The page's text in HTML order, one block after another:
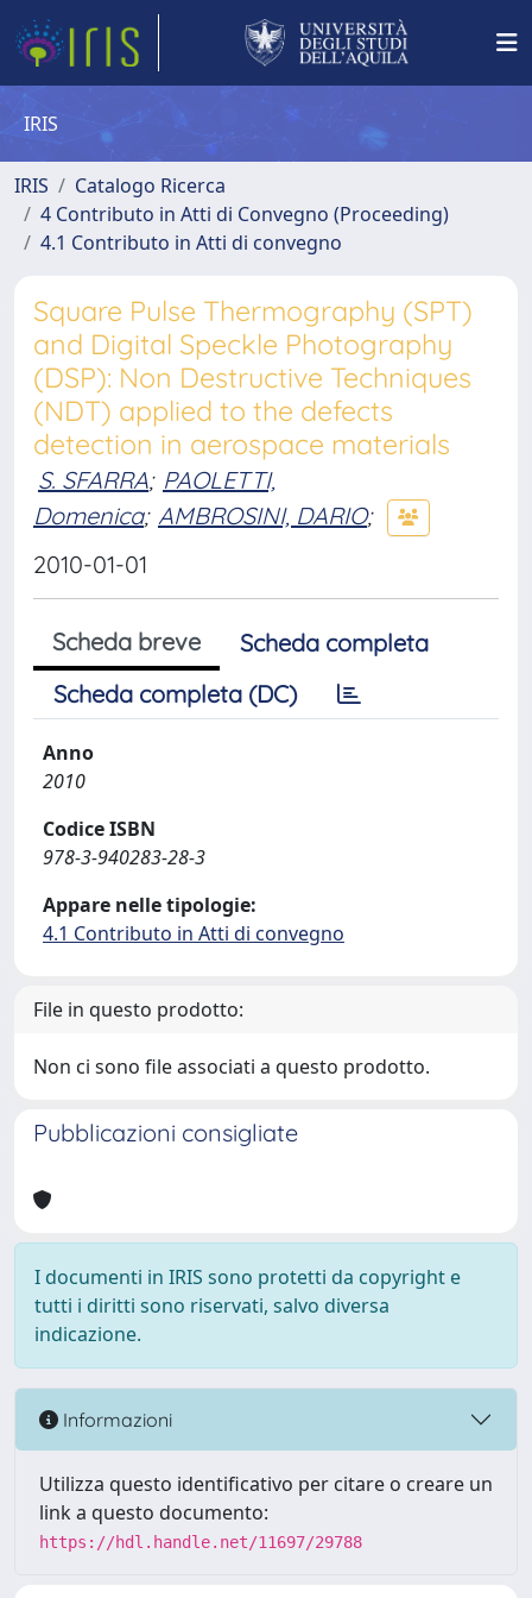
IRIS
IRIS
Catalogo Ricerca
4 Contributo in Atti di Convegno (Proceeding)
4.1 Contributo in Atti di convegno
Square Pulse Thermography (SPT)
and Digital Speckle Photography
(DSP): Non Destructive Techniques
(NDT) applied to the defects
detection in aerospace materials
S. SFARRA; PAOLETTI,
Domenica; AMBROSINI, DARIO;
2010-01-01
Scheda breve
Scheda completa
Scheda completa (DC)
Anno
2010
Codice ISBN
978-3-940283-28-3
Appare nelle tipologie:
4.1 Contributo in Atti di convegno
File in questo prodotto:
Non ci sono file associati a questo prodotto.
Pubblicazioni consigliate
I documenti in IRIS sono protetti da copyright e
tutti i diritti sono riservati, salvo diversa
indicazione.
Informazioni
Utilizza questo identificativo per citare o creare un
link a questo documento:
https://hdl.handle.net/11697/29788